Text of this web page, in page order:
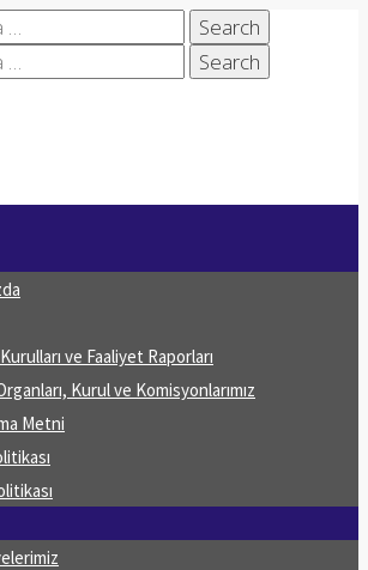
ve Faaliyet Raporları
Kurul ve Komisyonlarımız
Metni